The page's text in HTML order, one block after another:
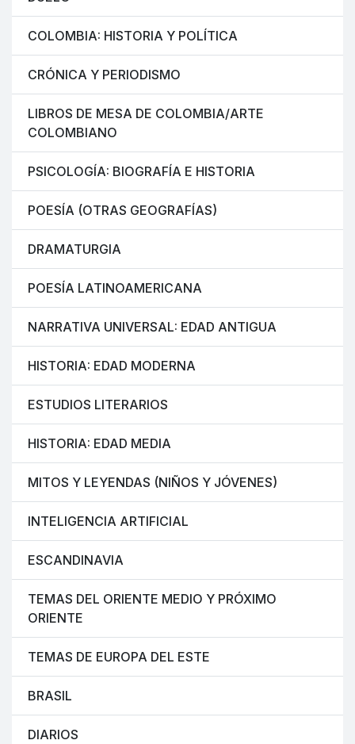
COLOMBIA: HISTORIA Y POLÍTICA
CRÓNICA Y PERIODISMO
LIBROS DE MESA DE COLOMBIA/ARTE
COLOMBIANO
PSICOLOGÍA: BIOGRAFÍA E HISTORIA
POESÍA (OTRAS GEOGRAFÍAS)
DRAMATURGIA
POESÍA LATINOAMERICANA
NARRATIVA UNIVERSAL: EDAD ANTIGUA
HISTORIA: EDAD MODERNA
ESTUDIOS LITERARIOS
HISTORIA: EDAD MEDIA
MITOS Y LEYENDAS (NIÑOS Y JÓVENES)
INTELIGENCIA ARTIFICIAL
ESCANDINAVIA
TEMAS DEL ORIENTE MEDIO Y PRÓXIMO
ORIENTE
TEMAS DE EUROPA DEL ESTE
BRASIL
DIARIOS